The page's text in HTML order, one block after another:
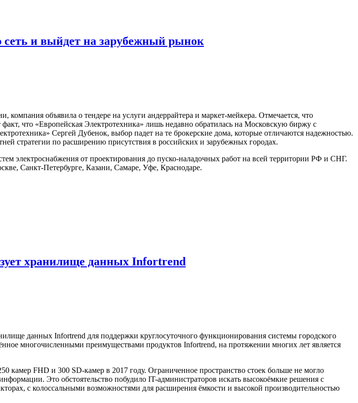
и выйдет на зарубежный рынок
объявила о тендере на услуги андеррайтера и маркет-мейкера. Отмечается, что
что «Европейская Электротехника» лишь недавно обратилась на Московскую биржу с
Сергей Дубенок, выбор падет на те брокерские дома, которые отличаются надежностью.
стратегии по расширению присутствия в российских и зарубежных городах.
электроснабжения от проектирования до пуско-наладочных работ на всей территории РФ и СНГ.
Санкт-Петербурге, Казани, Самаре, Уфе, Краснодаре.
хранилище данных Infortrend
данных Infortrend для поддержки круглосуточного функционирования системы городского
многочисленными преимуществами продуктов Infortrend, на протяжении многих лет является
камер FHD и 300 SD-камер в 2017 году. Ограниченное пространство стоек больше не могло
Это обстоятельство побудило IT-администраторов искать высокоёмкие решения с
с колоссальными возможностями для расширения ёмкости и высокой производительностью